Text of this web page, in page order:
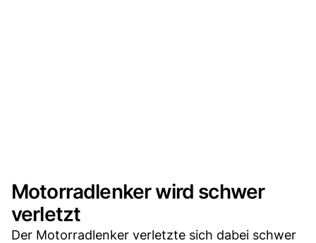
Motorradlenker wird schwer
verletzt
Der Motorradlenker verletzte sich dabei schwer